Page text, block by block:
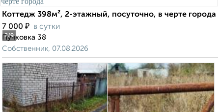
2/9
Коттедж 398м², 2-этажный, посуточно, в черте города
7 000 ₽ в сутки
Пучковка 38
Собственник, 07.08.2026